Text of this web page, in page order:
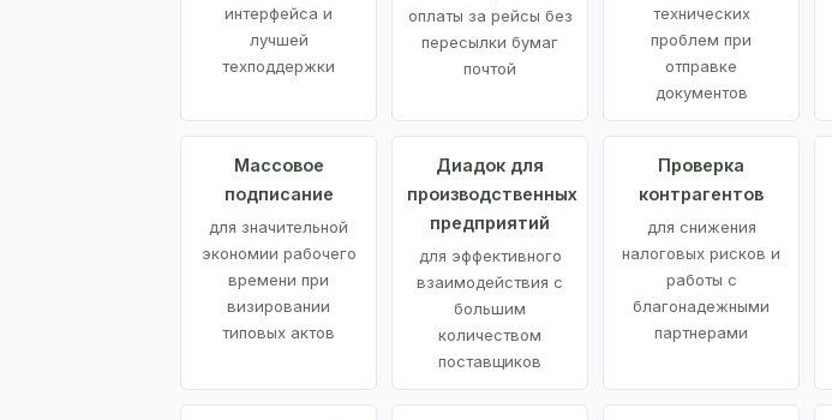
интерфейса и
лучшей
техподдержки
оплаты за рейсы без
пересылки бумаг
почтой
технических
проблем при
отправке
документов
Массовое
подписание
для значительной
экономии рабочего
времени при
визировании
типовых актов
Диадок для
производственных
предприятий
для эффективного
взаимодействия с
большим
количеством
поставщиков
Проверка
контрагентов
для снижения
налоговых рисков и
работы с
благонадежными
партнерами